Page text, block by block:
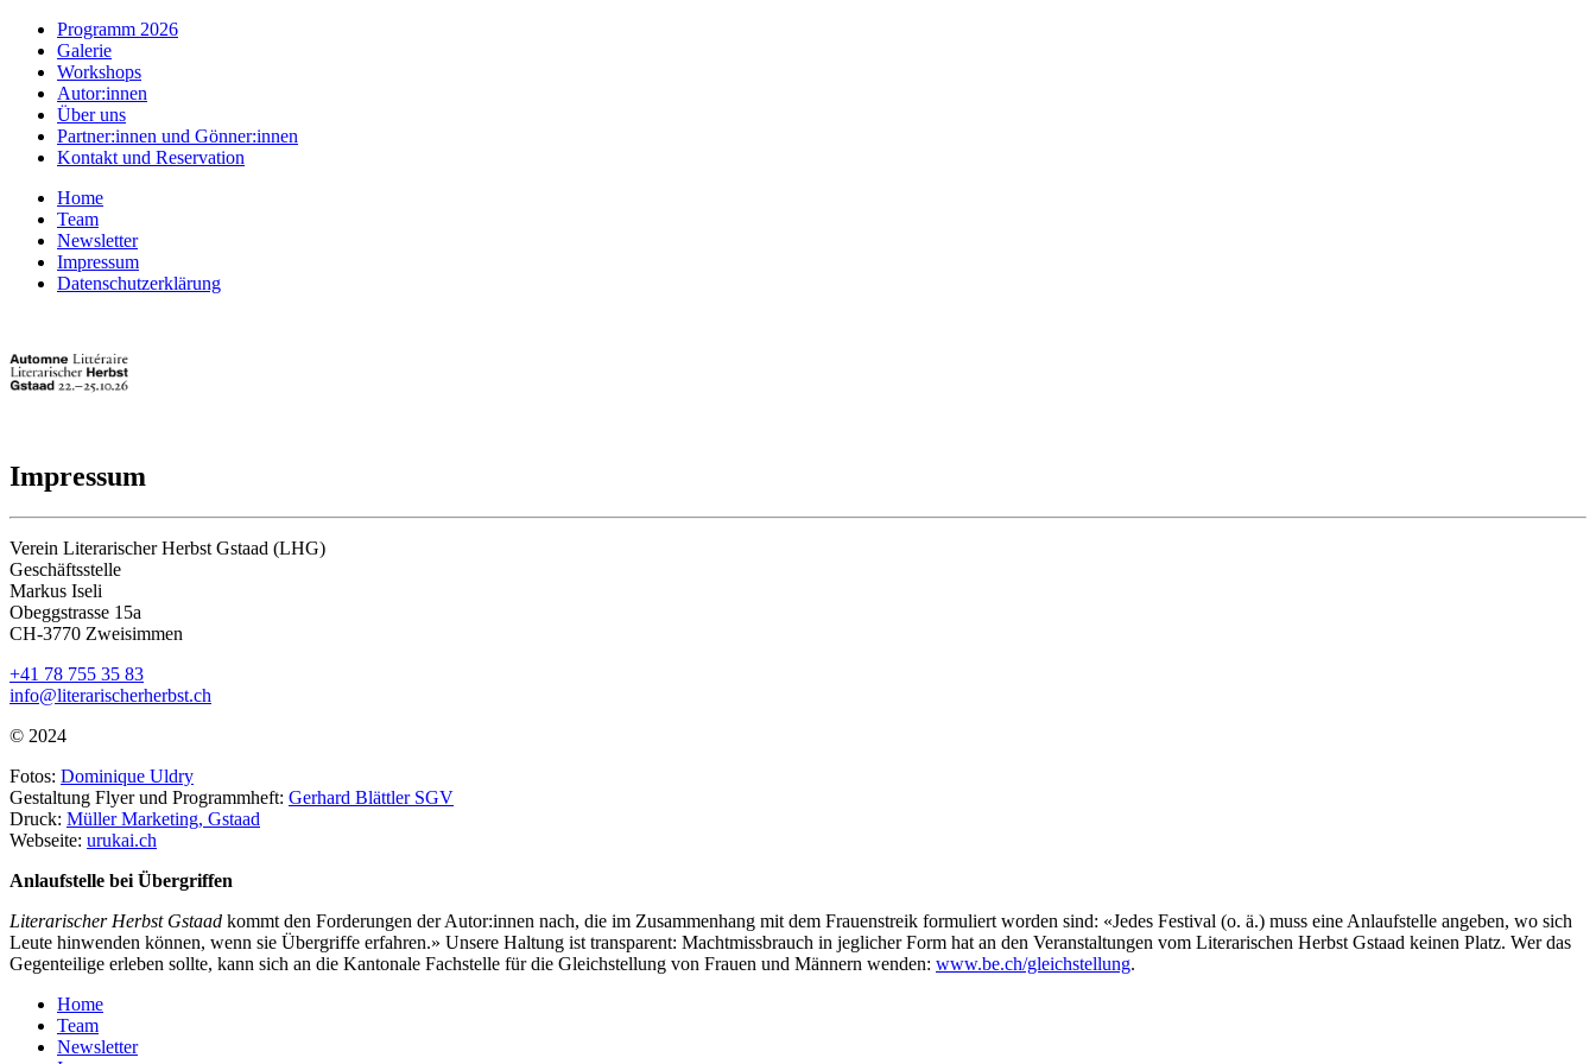
Programm 2026
Galerie
Workshops
Autor:innen
Über uns
Partner:innen und Gönner:innen
Kontakt und Reservation
Home
Team
Newsletter
Impressum
Datenschutzerklärung
Impressum
Verein Literarischer Herbst Gstaad (LHG)
Geschäftsstelle
Markus Iseli
Obeggstrasse 15a
CH-3770 Zweisimmen
+41 78 755 35 83
info@literarischerherbst.ch
© 2024
Fotos: Dominique Uldry
Gestaltung Flyer und Programmheft: Gerhard Blättler SGV
Druck: Müller Marketing, Gstaad
Webseite: urukai.ch
Anlaufstelle bei Übergriffen
Literarischer Herbst Gstaad kommt den Forderungen der Autor:innen nach, die im Zusammenhang mit dem Frauenstreik formuliert worden sind: «Jedes Festival (o. ä.) muss eine Anlaufstelle angeben, wo sich
Leute hinwenden können, wenn sie Übergriffe erfahren.» Unsere Haltung ist transparent: Machtmissbrauch in jeglicher Form hat an den Veranstaltungen vom Literarischen Herbst Gstaad keinen Platz. Wer das
Gegenteilige erleben sollte, kann sich an die Kantonale Fachstelle für die Gleichstellung von Frauen und Männern wenden: www.be.ch/gleichstellung.
Home
Team
Newsletter